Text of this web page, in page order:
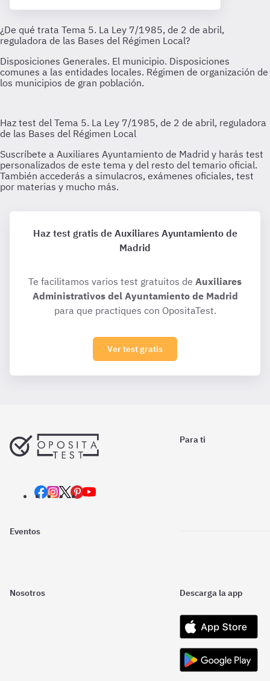
Haz test gratis de Auxiliares Ayuntamiento de
Madrid
Te facilitamos varios test gratuitos de Auxiliares
Administrativos del Ayuntamiento de Madrid
para que practiques con OpositaTest.
Ver test gratis
Para ti
Eventos
Nosotros Descarga la app